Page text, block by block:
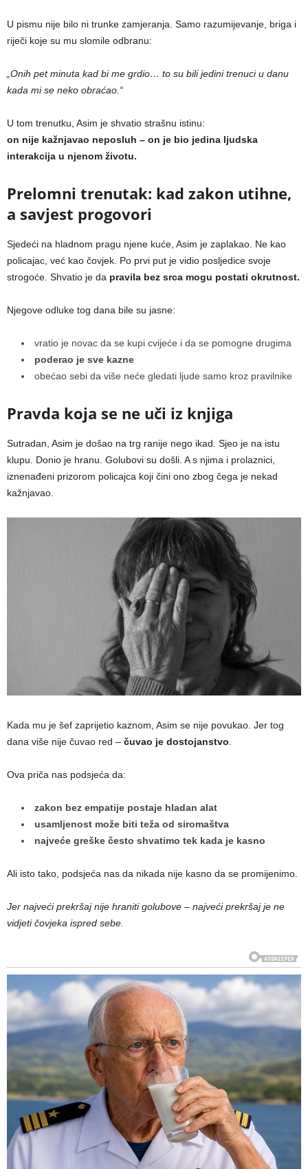
U pismu nije bilo ni trunke zamjeranja. Samo razumijevanje, briga i
riječi koje su mu slomile odbranu:
„Onih pet minuta kad bi me grdio… to su bili jedini trenuci u danu
kada mi se neko obraćao.“
U tom trenutku, Asim je shvatio strašnu istinu:
on nije kažnjavao neposluh – on je bio jedina ljudska
interakcija u njenom životu.
Prelomni trenutak: kad zakon utihne,
a savjest progovori
Sjedeći na hladnom pragu njene kuće, Asim je zaplakao. Ne kao
policajac, već kao čovjek. Po prvi put je vidio posljedice svoje
strogoće. Shvatio je da pravila bez srca mogu postati okrutnost.
Njegove odluke tog dana bile su jasne:
vratio je novac da se kupi cvijeće i da se pomogne drugima
poderao je sve kazne
obećao sebi da više neće gledati ljude samo kroz pravilnike
Pravda koja se ne uči iz knjiga
Sutradan, Asim je došao na trg ranije nego ikad. Sjeo je na istu
klupu. Donio je hranu. Golubovi su došli. A s njima i prolaznici,
iznenađeni prizorom policajca koji čini ono zbog čega je nekad
kažnjavao.
Kada mu je šef zaprijetio kaznom, Asim se nije povukao. Jer tog
dana više nije čuvao red – čuvao je dostojanstvo.
Ova priča nas podsjeća da:
zakon bez empatije postaje hladan alat
usamljenost može biti teža od siromaštva
najveće greške često shvatimo tek kada je kasno
Ali isto tako, podsjeća nas da nikada nije kasno da se promijenimo.
Jer najveći prekršaj nije hraniti golubove – najveći prekršaj je ne
vidjeti čovjeka ispred sebe.